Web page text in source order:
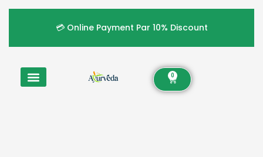
💳 Online Payment Par 10% Discount
0